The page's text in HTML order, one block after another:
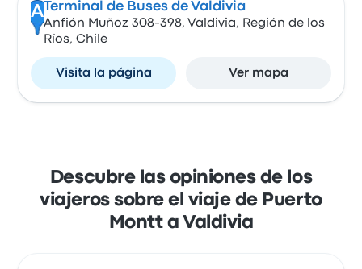
A Terminal de Buses de Valdivia
Anfión Muñoz 308-398, Valdivia, Región de los
Ríos, Chile
Visita la página Ver mapa
Descubre las opiniones de los
viajeros sobre el viaje de Puerto
Montt a Valdivia